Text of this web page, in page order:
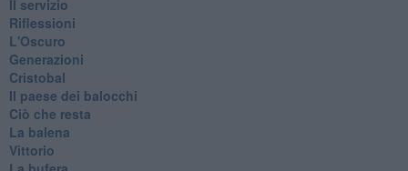
Il servizio
Riflessioni
L'Oscuro
Generazioni
Cristobal
Il paese dei balocchi
Ciò che resta
La balena
Vittorio